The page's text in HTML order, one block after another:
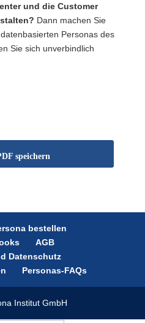
und die Customer
Dann machen Sie
Personas des
Sie sich unverbindlich
speichern
bestellen
AGB
Datenschutz
Personas-FAQs
Institut GmbH